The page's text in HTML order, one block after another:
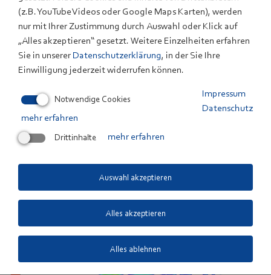
Solid Edge Simulation
NASTRAN
MATLAB Simulink
Dr. Joachim Scholta
+49 731 9530-206
Mitarbeiterprofil
(z.B. YouTube Videos oder Google Maps Karten), werden
nur mit Ihrer Zustimmung durch Auswahl oder Klick auf
„Alles akzeptieren“ gesetzt. Weitere Einzelheiten erfahren
Sie in unserer Datenschutzerklärung, in der Sie Ihre
Einwilligung jederzeit widerrufen können.
Impressum
Datenschutz
Notwendige Cookies
mehr erfahren
Drittinhalte
mehr erfahren
Auswahl akzeptieren
Alles akzeptieren
Alles ablehnen